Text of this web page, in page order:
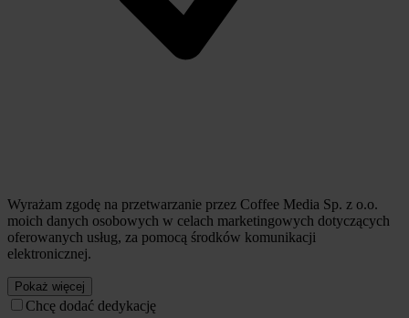
Wyrażam zgodę na przetwarzanie przez Coffee Media Sp. z o.o.
moich danych osobowych w celach marketingowych dotyczących
oferowanych usług, za pomocą środków komunikacji
elektronicznej.
Pokaż więcej
Chcę dodać dedykację